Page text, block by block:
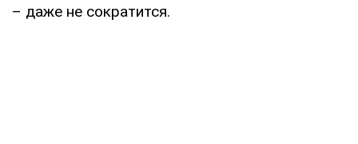
– даже не сократится.